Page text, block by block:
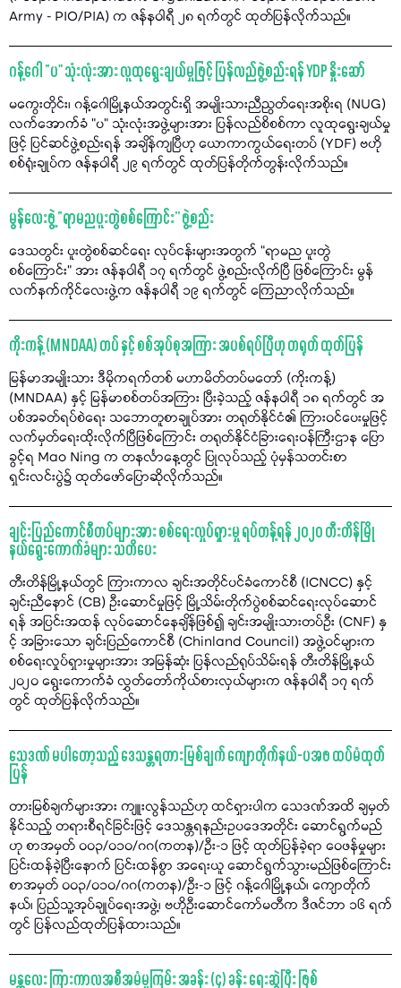
Army - PIO/PIA) က ဇန်နဝါရီ ၂၈ ရက်တွင် ထုတ်ပြန်လိုက်သည်။
ဂန့်ဂေါ “ပ" သုံးလုံးအား လူထုရွေးချယ်မှုဖြင့် ပြန်လည်ဖွဲ့စည်းရန် YDP နှိုးဆော်
မကွေးတိုင်း၊ ဂန့်ဂေါမြို့နယ်အတွင်းရှိ အမျိုးသားညီညွတ်ရေးအစိုးရ (NUG)
လက်အောက်ခံ "ပ" သုံးလုံးအဖွဲ့များအား ပြန်လည်စိစစ်ကာ လူထုရွေးချယ်မှု
ဖြင့် ပြင်ဆင်ဖွဲ့စည်းရန် အချိန်ကျပြီဟု ယောကာကွယ်ရေးတပ် (YDF) ဗဟို
စစ်ရုံးချုပ်က ဇန်နဝါရီ ၂၉ ရက်တွင် ထုတ်ပြန်တိုက်တွန်းလိုက်သည်။
မွန်လေးဖွဲ့ “ရာမညပူးတွဲစစ်ကြောင်း” ဖွဲ့စည်း
ဒေသတွင်း ပူးတွဲစစ်ဆင်ရေး လုပ်ငန်းများအတွက် “ရာမည ပူးတွဲ
စစ်ကြောင်း” အား ဇန်နဝါရီ ၁၇ ရက်တွင် ဖွဲ့စည်းလိုက်ပြီ ဖြစ်ကြောင်း မွန်
လက်နက်ကိုင်လေးဖွဲ့က ဇန်နဝါရီ ၁၉ ရက်တွင် ကြေညာလိုက်သည်။
ကိုးကန့် (MNDAA) တပ် နှင့် စစ်အုပ်စုအကြား အပစ်ရပ်ပြီဟု တရုတ် ထုတ်ပြန်
မြန်မာအမျိုးသား ဒီမိုကရက်တစ် မဟာမိတ်တပ်မတော် (ကိုးကန့်)
(MNDAA) နှင့် မြန်မာစစ်တပ်အကြား ပြီးခဲ့သည့် ဇန်နဝါရီ ၁၈ ရက်တွင် အ
ပစ်အခတ်ရပ်စဲရေး သဘောတူစာချုပ်အား တရုတ်နိုင်ငံ၏ ကြားဝင်ပေးမှုဖြင့်
လက်မှတ်ရေးထိုးလိုက်ပြီဖြစ်ကြောင်း တရုတ်နိုင်ငံခြားရေးဝန်ကြီးဌာန ပြော
ခွင့်ရ Mao Ning က တနင်္လာနေ့တွင် ပြုလုပ်သည့် ပုံမှန်သတင်းစာ
ရှင်းလင်းပွဲ၌ ထုတ်ဖော်ပြောဆိုလိုက်သည်။
ချင်းပြည်ကောင်စီတပ်များအား စစ်ရေးလှုပ်ရှားမှု ရပ်တန့်ရန် ၂၀၂၀ တီးတိန်မြို
နယ်ရွေးကောက်ခံများ သတိပေး
တီးတိန်မြို့နယ်တွင် ကြားကာလ ချင်းအတိုင်ပင်ခံကောင်စီ (ICNCC) နှင့်
ချင်းညီနောင် (CB) ဦးဆောင်မှုဖြင့် မြို့သိမ်းတိုက်ပွဲစစ်ဆင်ရေးလုပ်ဆောင်
ရန် အပြင်းအထန် လုပ်ဆောင်နေချိန်ဖြစ်၍ ချင်းအမျိုးသားတပ်ဦး (CNF) နှ
င့် အခြားသော ချင်းပြည်ကောင်စီ (Chinland Council) အဖွဲ့ဝင်များက
စစ်ရေးလှုပ်ရှားမှုများအား အမြန်ဆုံး ပြန်လည်ရုပ်သိမ်းရန် တီးတိန်မြို့နယ်
၂၀၂၀ ရွေးကောက်ခံ လွှတ်တော်ကိုယ်စားလှယ်များက ဇန်နဝါရီ ၁၇ ရက်
တွင် ထုတ်ပြန်လိုက်သည်။
သေဒဏ် မပါတော့သည့် ဒေသန္တရတားမြစ်ချက် ကျောတိုက်နယ်-ပအဖ ထပ်မံထုတ်
ပြန်
တားမြစ်ချက်များအား ကျူးလွန်သည်ဟု ထင်ရှားပါက သေဒဏ်အထိ ချမှတ်
နိုင်သည့် တရားစီရင်ခြင်းဖြင့် ဒေသန္တရနည်းဥပဒေအတိုင်း ဆောင်ရွက်မည်
ဟု စာအမှတ် ၀၀၃/၀၁၀/ဂဂ(ကတန)/ဦး-၁ ဖြင့် ထုတ်ပြန်ခဲ့ရာ ဝေဖန်မှုများ
ပြင်းထန်ခဲ့ပြီးနောက် ပြင်းထန်စွာ အရေးယူ ဆောင်ရွက်သွားမည်ဖြစ်ကြောင်း
စာအမှတ် ၀၀၃/၀၁၀/ဂဂ(ကတန)/ဦး-၁ ဖြင့် ဂန့်ဂေါမြို့နယ်၊ ကျောတိုက်
နယ်၊ ပြည်သူ့အုပ်ချုပ်ရေးအဖွဲ့၊ ဗဟိုဦးဆောင်ကော်မတီက ဒီဇင်ဘာ ၁၆ ရက်
တွင် ပြန်လည်ထုတ်ပြန်ထားသည်။
မန္တလေး ကြားကာလအစီအမံမူကြမ်း အခန်း (၄) ခန်း ရေးဆွဲပြီး ဖြစ်